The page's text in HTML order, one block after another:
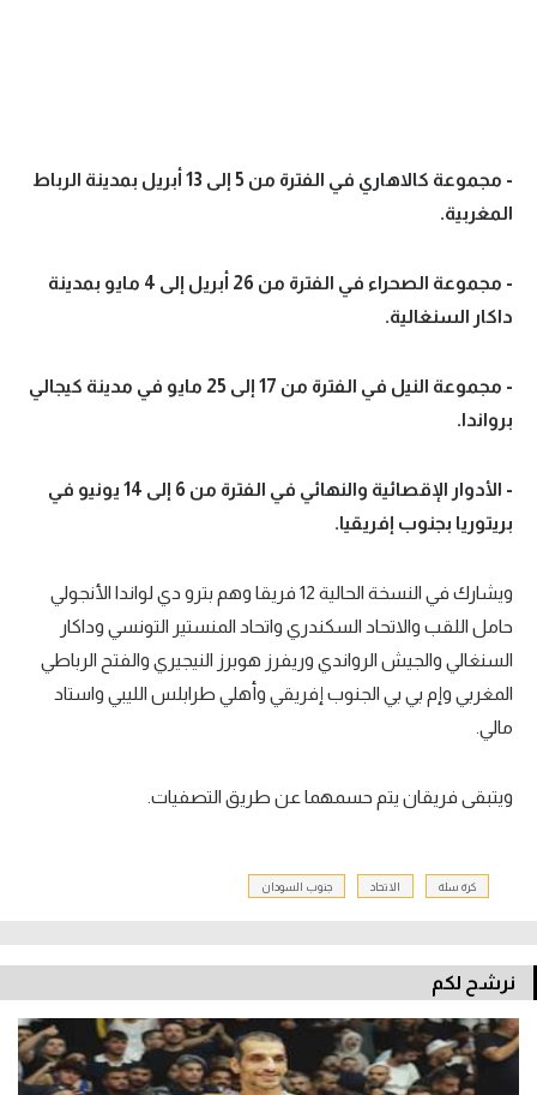
- مجموعة كالاهاري في الفترة من 5 إلى 13 أبريل بمدينة الرباط
المغربية.
- مجموعة الصحراء في الفترة من 26 أبريل إلى 4 مايو بمدينة
داكار السنغالية.
- مجموعة النيل في الفترة من 17 إلى 25 مايو في مدينة كيجالي
برواندا.
- الأدوار الإقصائية والنهائي في الفترة من 6 إلى 14 يونيو في
بريتوريا بجنوب إفريقيا.
ويشارك في النسخة الحالية 12 فريقا وهم بترو دي لواندا الأنجولي
حامل اللقب والاتحاد السكندري واتحاد المنستير التونسي وداكار
السنغالي والجيش الرواندي وريفرز هوبرز النيجيري والفتح الرباطي
المغربي وإم بي بي الجنوب إفريقي وأهلي طرابلس الليبي واستاد
مالي.
ويتبقى فريقان يتم حسمهما عن طريق التصفيات.
كرة سلة الاتحاد جنوب السودان
نرشح لكم